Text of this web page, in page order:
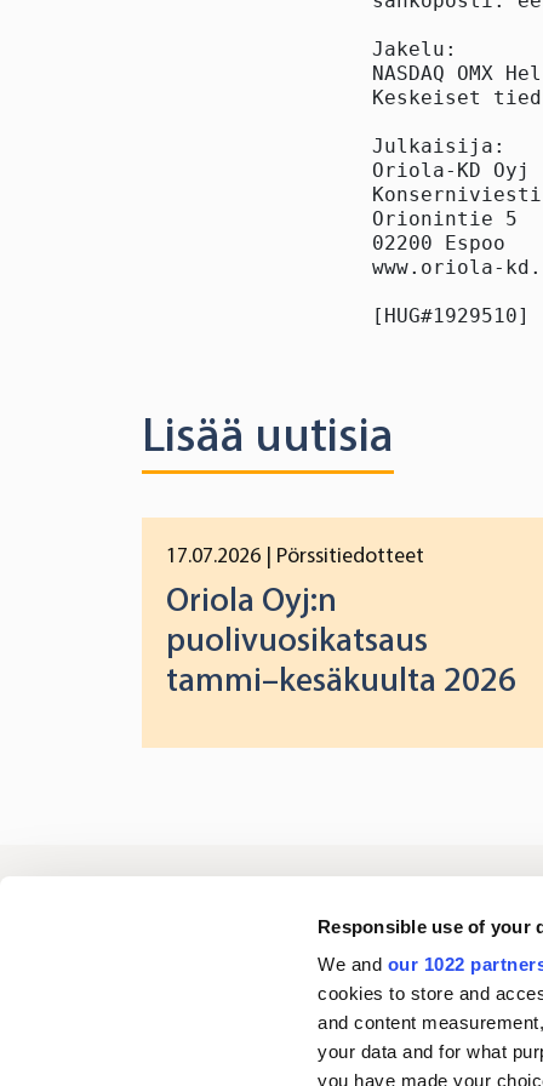
Responsible use of your
We and our 1022
cookies to store and
and content
your data and for what
you have made your
Jakelu:
NASDAQ OMX
Keskeiset
Julkaisija:
Oriola-KD Oyj
Orionintie 5
02200 Espoo
www.oriola-
[HUG#1929510]
Lisää uutisia
17.07.2026 | Pörssitiedotteet
Oriola Oyj:n
puolivuosikatsaus
tammi–kesäkuulta 2026